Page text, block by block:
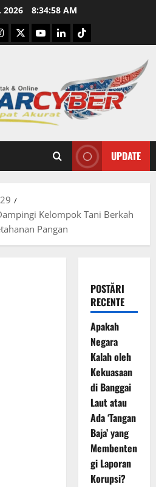
2026 8:34:59 AM
X YoutubelinkedinTiktok
UPDATE
29
Kelompok Tani Berkah
Pangan
POSTĂRI
RECENTE
Apakah
Negara
Kalah oleh
Kekuasaan
di Banggai
Laut atau
Ada ‘Tangan
Baja’ yang
Membenten
gi Laporan
Korupsi?